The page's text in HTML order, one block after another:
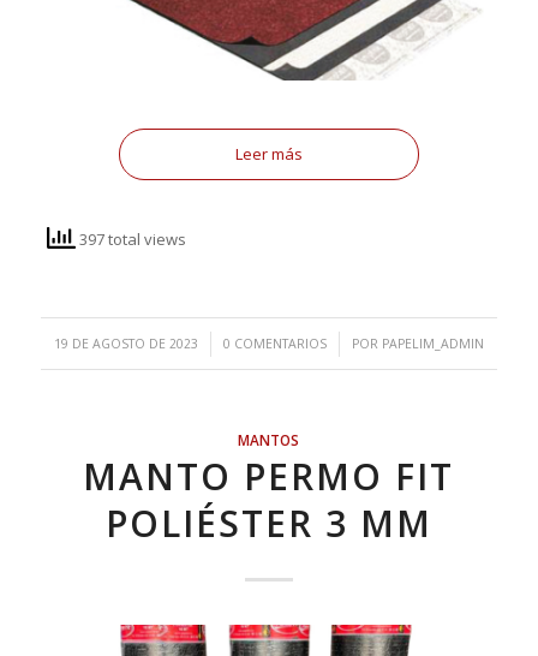
Leer más
397 total views
19 DE AGOSTO DE 2023
/ 0 COMENTARIOS
/ POR PAPELIM_ADMIN
MANTOS
MANTO PERMO FIT
POLIÉSTER 3 MM